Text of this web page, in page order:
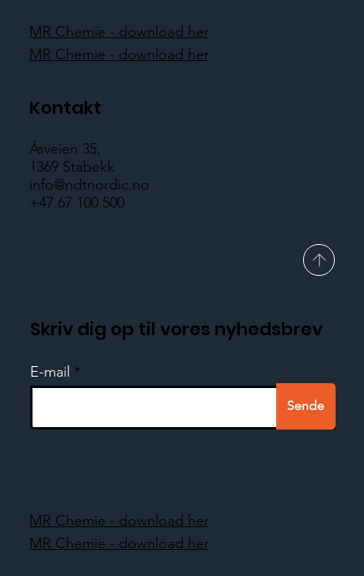
MR Chemie - download her
MR Chemie - download her
Kontakt
Åsveien 35,
1369 Stabekk
info@ndtnordic.no
+47 67 100 500
Skriv dig op til vores nyhedsbrev
E-mail
Sende
MR Chemie - download her
MR Chemie - download her